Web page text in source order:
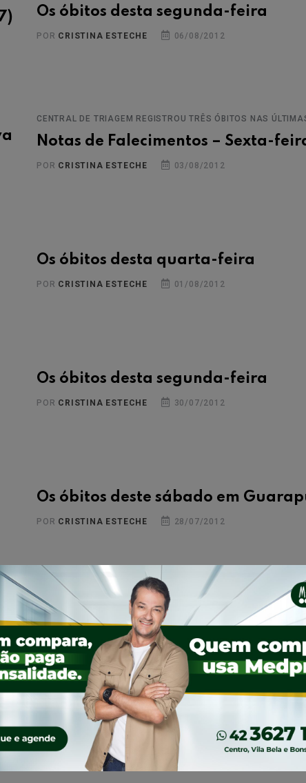
Os óbitos desta segunda-feira
POR CRISTINA ESTECHE 06/08/2012
CENTRAL DE TRIAGEM REGISTROU TRÊS ÓBITOS NAS
Notas de Falecimentos – Sexta-
POR CRISTINA ESTECHE 03/08/2012
Os óbitos desta quarta-feira
POR CRISTINA ESTECHE 01/08/2012
Os óbitos desta segunda-feira
POR CRISTINA ESTECHE 30/07/2012
Os óbitos deste sábado em
POR CRISTINA ESTECHE 28/07/2012
420 421 ... 430 440